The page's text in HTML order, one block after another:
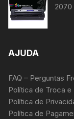
2070
AJUDA
FAQ – Perguntas
Política de Troca e
Política de
Política de